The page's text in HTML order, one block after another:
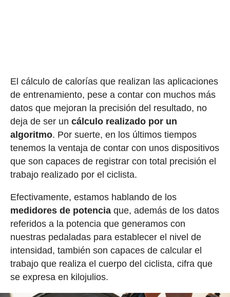
El cálculo de calorías que realizan las aplicaciones
de entrenamiento, pese a contar con muchos más
datos que mejoran la precisión del resultado, no
deja de ser un cálculo realizado por un
algoritmo. Por suerte, en los últimos tiempos
tenemos la ventaja de contar con unos dispositivos
que son capaces de registrar con total precisión el
trabajo realizado por el ciclista.
Efectivamente, estamos hablando de los
medidores de potenciaque, además de los datos
referidos a la potencia que generamos con
nuestras pedaladas para establecer el nivel de
intensidad, también son capaces de calcular el
trabajo que realiza el cuerpo del ciclista, cifra que
se expresa en kilojulios.